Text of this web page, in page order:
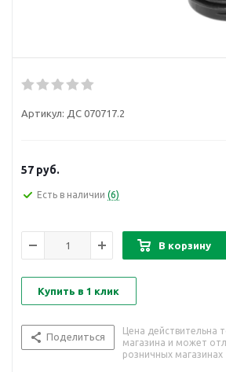
Артикул: ДС 070717.2
57 руб.
Есть в наличии (6)
В корзину
Купить в 1 клик
Поделиться
Цена действительна
магазина и может
розничных магазинах